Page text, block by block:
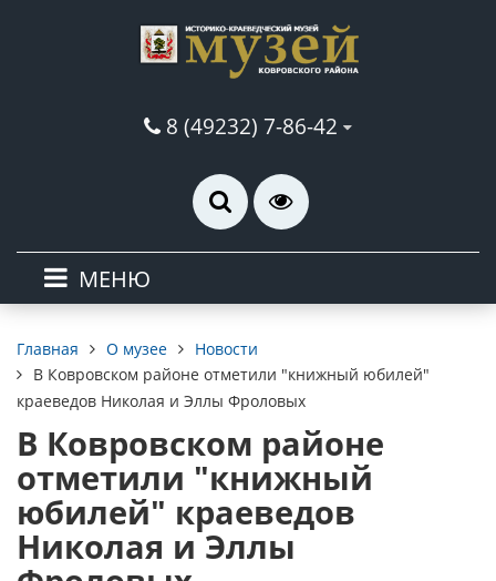
8 (49232) 7-86-42
МЕНЮ
Главная О музее
Новости
В Ковровском районе отметили "книжный юбилей"
краеведов Николая и Эллы Фроловых
В Ковровском районе
отметили "книжный
юбилей" краеведов
Николая и Эллы